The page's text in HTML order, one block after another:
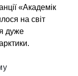
«Академік
на світ
дуже